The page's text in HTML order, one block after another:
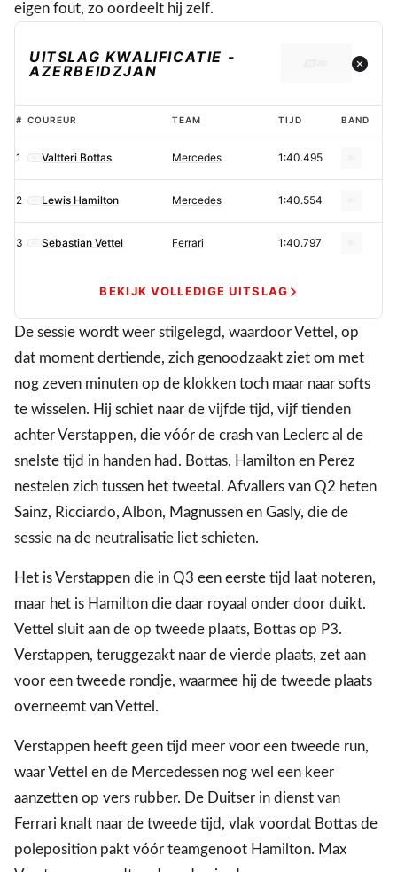
eigen fout, zo oordeelt hij zelf.
UITSLAG KWALIFICATIE -
AZERBEIDZJAN
Bottas
pakt
pole,
Verstappen
in
GP
Azerbeidzjan
# COUREUR TEAM TIJD BAND
1 Valtteri Bottas Mercedes 1:40.495
2 Lewis Hamilton Mercedes 1:40.554
3 Sebastian Vettel Ferrari 1:40.797
BEKIJK VOLLEDIGE UITSLAG
De sessie wordt weer stilgelegd, waardoor Vettel, op
dat moment dertiende, zich genoodzaakt ziet om met
nog zeven minuten op de klokken toch maar naar softs
te wisselen. Hij schiet naar de vijfde tijd, vijf tienden
achter Verstappen, die vóór de crash van Leclerc al de
snelste tijd in handen had. Bottas, Hamilton en Perez
nestelen zich tussen het tweetal. Afvallers van Q2 heten
Sainz, Ricciardo, Albon, Magnussen en Gasly, die de
sessie na de neutralisatie liet schieten.
Het is Verstappen die in Q3 een eerste tijd laat noteren,
maar het is Hamilton die daar royaal onder door duikt.
Vettel sluit aan de op tweede plaats, Bottas op P3.
Verstappen, teruggezakt naar de vierde plaats, zet aan
voor een tweede rondje, waarmee hij de tweede plaats
overneemt van Vettel.
Verstappen heeft geen tijd meer voor een tweede run,
waar Vettel en de Mercedessen nog wel een keer
aanzetten op vers rubber. De Duitser in dienst van
Ferrari knalt naar de tweede tijd, vlak voordat Bottas de
poleposition pakt vóór teamgenoot Hamilton. Max